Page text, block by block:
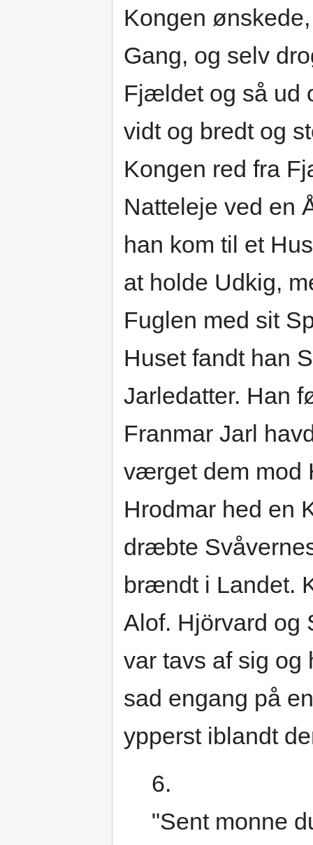
Kongen
Gang, og selv
Fjældet og så ud
vidt og bredt og
Kongen red fra
Natteleje ved en
han kom til et
at holde Udkig,
Fuglen med sit
Huset fandt han
Jarledatter. Han
Franmar Jarl
værget dem mod
Hrodmar hed en
dræbte
brændt i Landet.
Alof. Hjörvard og
var tavs af sig og
sad engang på
ypperst iblandt
6.
"Sent monne